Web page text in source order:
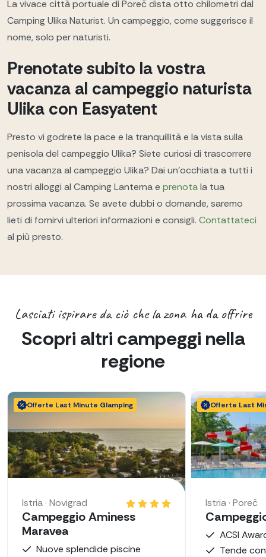
La vivace città portuale di Poreč dista otto chilometri dal
Camping Ulika Naturist. Un campeggio, come suggerisce il
nome, solo per naturisti.
Prenotate subito la vostra
vacanza al campeggio naturista
Ulika con Easyatent
Presto vi godrete la pace e la tranquillità e la vista sulla
penisola del campeggio Ulika? Siete curiosi di trascorrere
una vacanza al campeggio Ulika? Dai un'occhiata a tutti i
nostri alloggi al Camping Lanterna e prenotala tua
prossima vacanza. Se avete dubbi o domande, saremo
lieti di fornirvi ulteriori informazioni e consigli. Contattateci
al più presto.
Lasciati ispirare da ciò che la zona ha da offrire
Scopri altri campeggi nella
regione
Offerte Last Minute Glamping
Istria · Novigrad
Campeggio Aminess
Maravea
Nuove splendide piscine
Offerte Last
Istria · Poreč
Tende